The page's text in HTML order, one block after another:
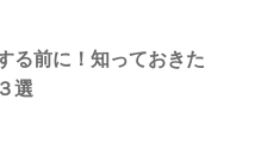
る前に！知っておきた
選